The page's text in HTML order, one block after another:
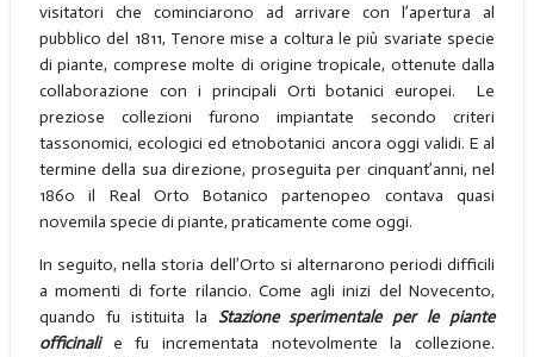
visitatori che cominciarono ad arrivare con l’apertura al
pubblico del 1811, Tenore mise a coltura le più svariate specie
di piante, comprese molte di origine tropicale, ottenute dalla
collaborazione con i principali Orti botanici europei. Le
preziose collezioni furono impiantate secondo criteri
tassonomici, ecologici ed etnobotanici ancora oggi validi. E al
termine della sua direzione, proseguita per cinquant’anni, nel
1860 il Real Orto Botanico partenopeo contava quasi
novemila specie di piante, praticamente come oggi.
In seguito, nella storia dell’Orto si alternarono periodi difficili
a momenti di forte rilancio. Come agli inizi del Novecento,
quando fu istituita la Stazione sperimentale per le piante
officinalie fu incrementata notevolmente la collezione.